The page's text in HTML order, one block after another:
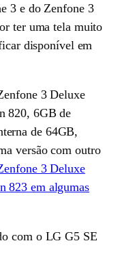
3 e do Zenfone 3
ter uma tela muito
disponível em
3 Deluxe
820, 6GB de
de 64GB,
versão com outro
3 Deluxe
823 em algumas
com o LG G5 SE